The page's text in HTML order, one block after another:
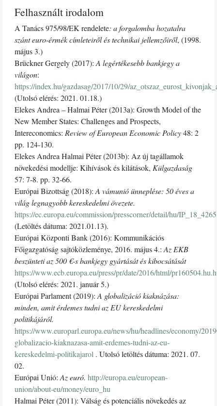
Felhasznált irodalom
A Tanács 975/98/EK rendelete: a forgalomba hozatalra
szánt euro-érmék címleteiről és technikai jellemzőiről, (1998.
május 3.)
Brückner Gergely (2017): A legértékesebb bankjegy a
világon:
https://index.hu/gazdasag/2017/10/29/
(Utolsó elérés: 2021. 01.18.)
Elekes Andrea – Halmai Péter (2013a): Growth Model of the
New Member States: Challenges and Prospects,
Intereconomics: Review of European Economic Policy48: 2
pp. 124-130.
Elekes Andrea Halmai Péter (2013b): Az új tagállamok
növekedési modellje: Kihívások és kilátások, Külgazdaság
57: 7-8. pp. 32-66.
Európai Bizottság (2018): A vámunió ünneplése: 50 éves a
világ legnagyobb kereskedelmi övezete.
https://ec.europa.eu/commission/presscorner/detail/hu/IP_18_4265
(Letöltés dátuma: 2021.01.13).
Európai Központi Bank (2016): Kommunikációs
Főigazgatóság sajtóközleménye, 2016. május 4.: Az EKB
beszünteti az 500 €-s bankjegy gyártását és kibocsátását
https://www.ecb.europa.eu/press/pr/date/2016/html/
(Utolsó elérés: 2021. január 5.)
Európai Parlament (2019): A globalizáció kiaknázása:
minden, amit érdemes tudni az EU kereskedelmi
politikájáról.
https://www.europarl.europa.eu/news/hu/headlines/economy/
globalizacio-kiaknazasa-amit-erdemes-tudni-az-eu-
kereskedelmi-politikajarol . Utolsó letöltés dátuma: 2021. 07.
02.
Európai Unió: Az euró. http://europa.eu/european-
union/about-eu/money/euro_hu
Halmai Péter (2011): Válság és potenciális növekedés az